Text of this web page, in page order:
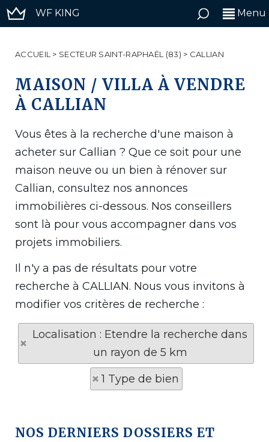
WF KING Menu
ACCUEIL > SECTEUR SAINT-RAPHAËL (83) > CALLIAN
MAISON / VILLA À VENDRE
À CALLIAN
Vous êtes à la recherche d'une maison à
acheter sur Callian ? Que ce soit pour une
maison neuve ou un bien à rénover sur
Callian, consultez nos annonces
immobilières ci-dessous. Nos conseillers
sont là pour vous accompagner dans vos
projets immobiliers.
Il n'y a pas de résultats pour votre
recherche à CALLIAN. Nous vous invitons à
modifier vos critères de recherche :
Localisation : Etendre la recherche dans
un rayon de 5 km
1 Type de bien
NOS DERNIERS DOSSIERS ET